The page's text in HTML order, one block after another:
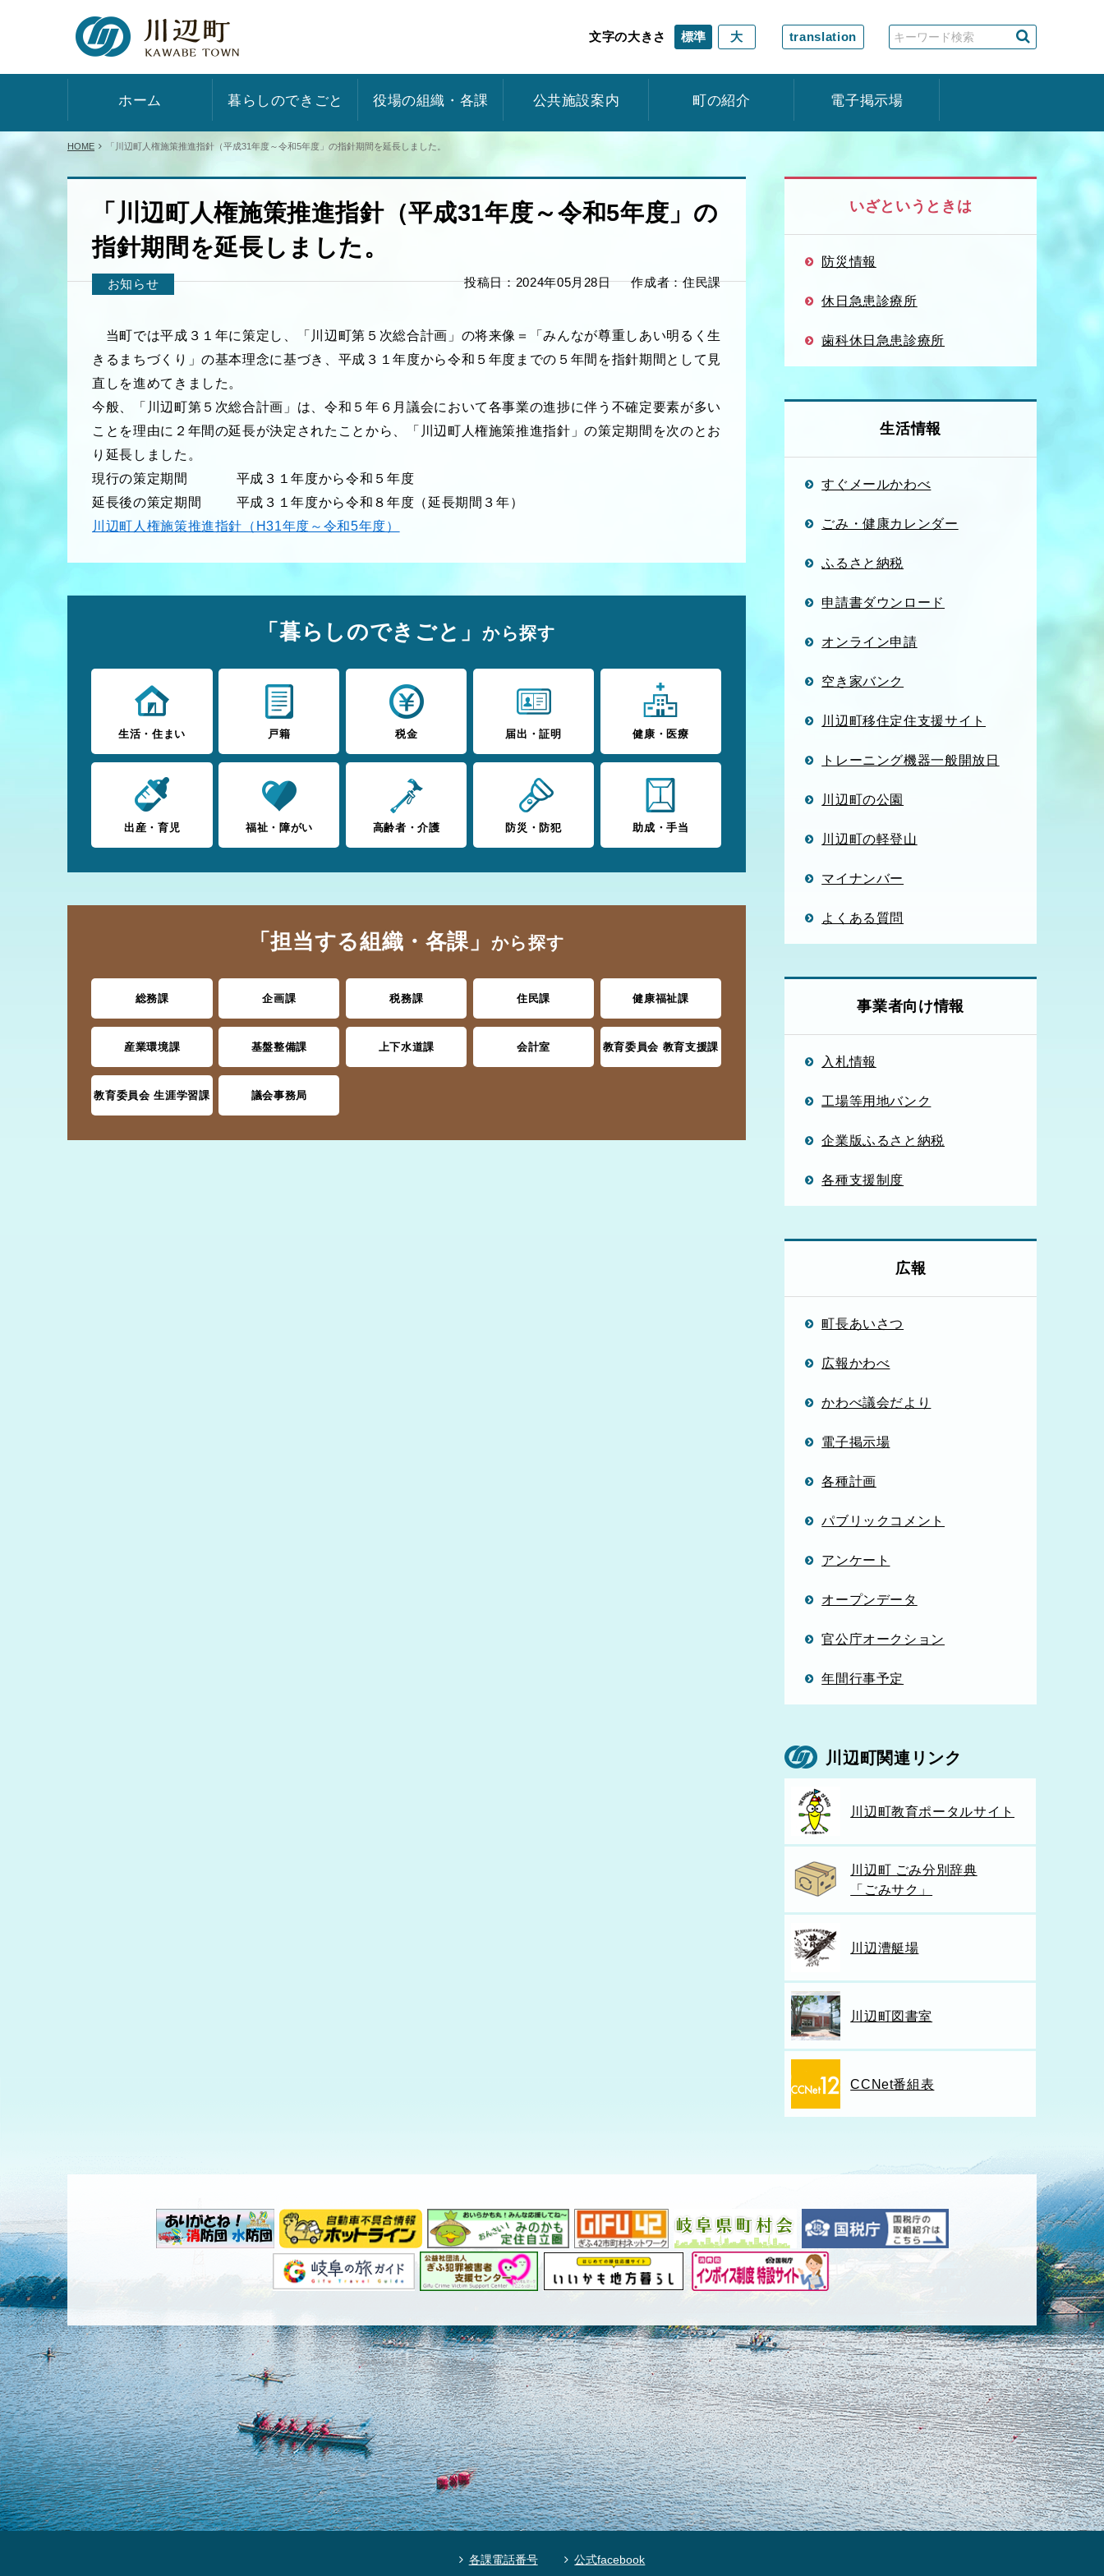
文字の大きさ 標準 大 translation
ホーム 暮らしのできごと 役場の組織・各課 公共施設案内 町の紹介 電子掲示場
HOME 「川辺町人権施策推進指針（平成31年度～令和5年度」の指針期間を延長しました。
「川辺町人権施策推進指針（平成31年度～令和5年度」の
指針期間を延長しました。
お知らせ 投稿日：2024年05月28日 作成者：住民課
当町では平成３１年に策定し、「川辺町第５次総合計画」の将来像＝「みんなが尊重しあい明るく生
きるまちづくり」の基本理念に基づき、平成３１年度から令和５年度までの５年間を指針期間として見
直しを進めてきました。
今般、「川辺町第５次総合計画」は、令和５年６月議会において各事業の進捗に伴う不確定要素が多い
ことを理由に２年間の延長が決定されたことから、「川辺町人権施策推進指針」の策定期間を次のとお
り延長しました。
現行の策定期間
平成３１年度から令和５年度
延長後の策定期間 平成３１年度から令和８年度（延長期間３年）
川辺町人権施策推進指針（H31年度～令和5年度）
「暮らしのできごと」 から探す
生活・住まい 戸籍 税金 届出・証明 健康・医療
出産・育児 福祉・障がい 高齢者・介護 防災・防犯 助成・手当
「担当する組織・各課」 から探す
総務課 企画課 税務課 住民課 健康福祉課
産業環境課 基盤整備課 上下水道課 会計室 教育委員会 教育支援課
教育委員会 生涯学習課 議会事務局
いざというときは
防災情報
休日急患診療所
歯科休日急患診療所
生活情報
すぐメールかわべ
ごみ・健康カレンダー
ふるさと納税
申請書ダウンロード
オンライン申請
空き家バンク
川辺町移住定住支援サイト
トレーニング機器一般開放日
川辺町の公園
川辺町の軽登山
マイナンバー
よくある質問
事業者向け情報
入札情報
工場等用地バンク
企業版ふるさと納税
各種支援制度
広報
町長あいさつ
広報かわべ
かわべ議会だより
電子掲示場
各種計画
パブリックコメント
アンケート
オープンデータ
官公庁オークション
年間行事予定
川辺町関連リンク
川辺町教育ポータルサイト
川辺町 ごみ分別辞典
「ごみサク」
川辺漕艇場
川辺町図書室
CCNet番組表
各課電話番号 公式facebook